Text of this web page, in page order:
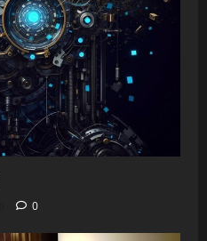
0